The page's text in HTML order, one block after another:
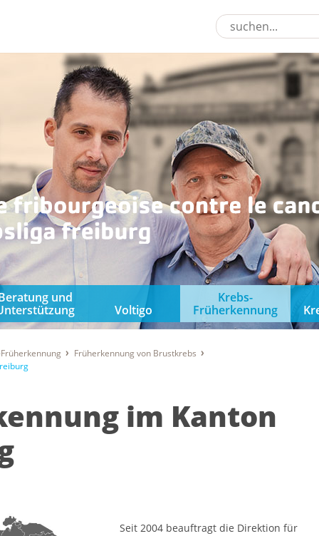
und
Voltigo
Krebs-
Früherkennung
Früherkennung von Brustkrebs
im Kanton
Seit 2004 beauftragt die Direktion für